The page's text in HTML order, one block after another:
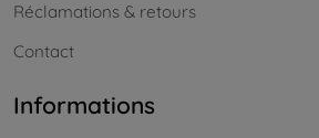
Réclamations & retours
Contact
Informations